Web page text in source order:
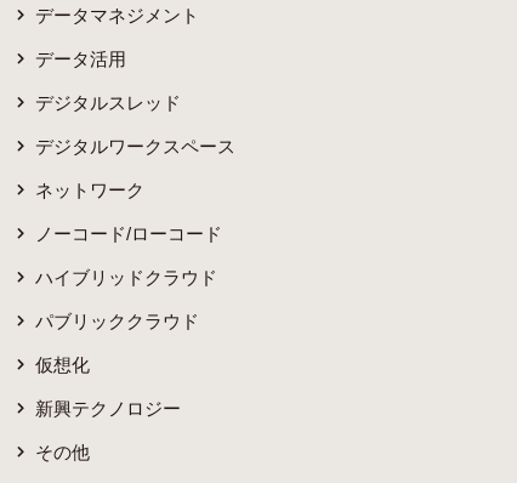
データマネジメント
データ活用
デジタルスレッド
デジタルワークスペース
ネットワーク
ノーコード/ローコード
ハイブリッドクラウド
パブリッククラウド
仮想化
新興テクノロジー
その他